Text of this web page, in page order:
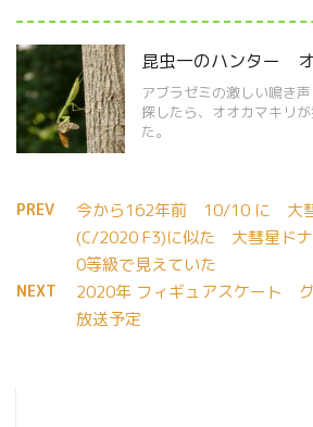
昆虫一のハンター
アブラゼミの激しい鳴き
探したら、オオカマキリ
た。
PREV
今から162年前 10/10 に 大
(C/2020 F3)に似た 大彗星ド
0等級で見えていた
NEXT
2020年 フィギュアスケート
放送予定